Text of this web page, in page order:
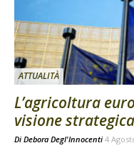
ATTUALITÀ
L’agricoltura
visione strategica
Di Debora Degl'Innocenti 4